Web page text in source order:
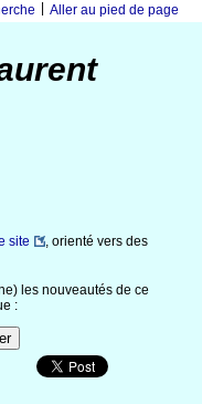
Aller au pied de page
site
, orienté vers des
les nouveautés de ce
: